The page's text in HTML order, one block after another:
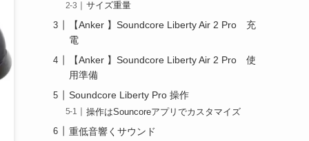
サイズ重量
【Anker 】Soundcore Liberty Air 2 Pro 充
電
【Anker 】Soundcore Liberty Air 2 Pro 使
用準備
Soundcore Liberty Pro 操作
操作はSouncoreアプリでカスタマイズ
重低音響くサウンド